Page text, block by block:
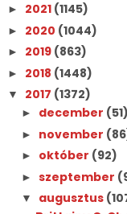
► 2021 (1145)
► 2020 (1044)
► 2019 (863)
► 2018 (1448)
▼ 2017 (1372)
► december (51)
► november
► október (92)
► szeptember
▼ augusztus